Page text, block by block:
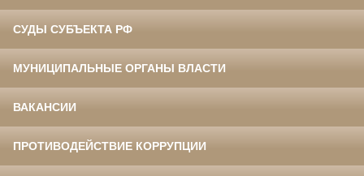
СУДЫ СУБЪЕКТА РФ
МУНИЦИПАЛЬНЫЕ ОРГАНЫ ВЛАСТИ
ВАКАНСИИ
ПРОТИВОДЕЙСТВИЕ КОРРУПЦИИ